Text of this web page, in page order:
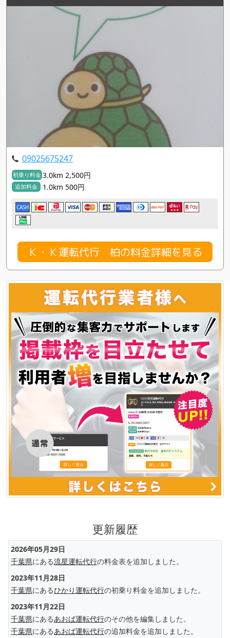
09025675247
初乗り料金 3.0km 2,500円
追加料金 1.0km 500円
CASH
Ｋ・Ｋ運転代行 柏の料金詳細を見る
更新履歴
2026年05月29日
千葉県にある流星運転代行の料金表を追加しました。
2023年11月28日
千葉県にあるひかり運転代行の初乗り料金を追加しました。
2023年11月22日
千葉県にあるあおば運転代行のその他を編集しました。
千葉県にあるあおば運転代行の追加料金を追加しました。